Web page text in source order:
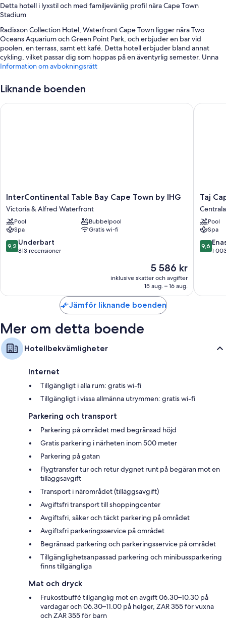
Detta hotell i lyxstil och med familjevänlig profil nära Cape Town
Stadium
Radisson Collection Hotel, Waterfront Cape Town ligger nära Two
Oceans Aquarium och Green Point Park, och erbjuder en bar vid
poolen, en terrass, samt ett kafé. Detta hotell erbjuder bland annat
cykling, vilket passar dig som hoppas på en äventyrlig semester. Unna
dig själv kroppsinpackningar, massage eller kroppsskrubb på
Tobagos, serverar frukost, lunch och middag och erbjuder utsikt mot
havet. Alla gäster har tillgång till gratis wi-fi på rummet samt en
trädgård och en frisersalong.
Gästrecensionerna nämner positiva saker om den hjälpsamma
personalen
Om rummen
Alla 177 rum har bekvämligheter som rumsservice dygnet runt och
Dessutom hittar du följande bekvämligheter i samtliga rum:
Regnduschar, åtskilda badkar och duschar och gratis toalettartiklar
35-tums LCD-tv med satellitkanaler
Garderober, kaffe- och tebryggare och daglig städning
Information om avbokningsrätt
Liknande boenden
InterContinental
Table
Bay
Cape
Town
by
IHG
InterContinental Table Bay Cape Town by IHG
Victoria & Alfred Waterfront
Pool
Bubbelpool
Spa
Gratis wi-fi
9.2
av
9,2 Underbart
813 recensioner
Priset
är
5 586 kr
5 586 kr
inklusive skatter och avgifter
15 aug. – 16 aug.
InterContinental Table Bay Cape Town by IHG
Taj
Cape
Town
Centrala
Taj
Pool
Spa
9.6
av
9,6
1
Taj
Jämför liknande boenden
Mer om detta boende
Hotellbekvämligheter
Internet
Tillgängligt i alla rum: gratis wi-fi
Tillgängligt i vissa allmänna utrymmen: gratis wi-fi
Parkering och transport
Parkering på området med begränsad höjd
Gratis parkering i närheten inom 500 meter
Parkering på gatan
Flygtransfer tur och retur dygnet runt på begäran mot en
tilläggsavgift
Transport i närområdet (tilläggsavgift)
Avgiftsfri transport till shoppingcenter
Avgiftsfri, säker och täckt parkering på området
Avgiftsfri parkeringsservice på området
Begränsad parkering och parkeringsservice på området
Tillgänglighetsanpassad parkering och minibussparkering
finns tillgängliga
Mat och dryck
Frukostbuffé tillgänglig mot en avgift 06.30–10.30 på
vardagar och 06.30–11.00 på helger, ZAR 355 för vuxna
och ZAR 355 för barn